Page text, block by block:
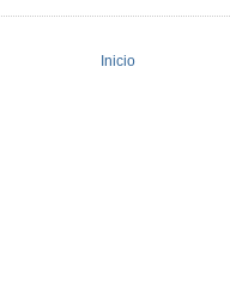
Inicio